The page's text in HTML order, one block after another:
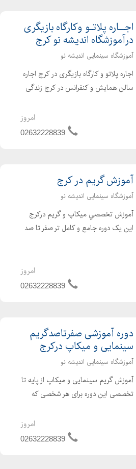
اجــاره پلاتـو وکارگاه بازیگری
درآموزشگاه اندیشه نو کرج
آموزشگاه سینمایی اندیشه نو
اجاره پلاتو و کارگاه بازیگری در کرج اجاره
سالن همایش و کنفرانس در کرج زندگی
بازیگری به چه جایی گفته میشود؟ برای
تهیه و تولید یک اثر هنری مثل تئاتر و
امروز
02632228839
آموزش گریم در کرج
آموزشگاه سینمایی اندیشه نو
آموزش تخصصي ميکاپ و گريم درکرج
این یک دوره جامع و کامل تر صفر تا صد
عکاسی، تئاتر و غیره) را آموزش می دهد.
امروز
02632228839
دوره آموزشی صفرتاصدگریم
سینمایی و میکاپ درکرج
آموزشگاه سینمایی اندیشه نو
آموزش گریم سینمایی و میکاپ از پایه تا
تخصصی این دوره برای هر شخصی که
اشخاصی که علاقه مند هستند به یک
امروز
02632228839